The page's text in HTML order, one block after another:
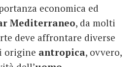
economica ed
Mediterraneo, da molti
deve affrontare diverse
origine antropica, ovvero,